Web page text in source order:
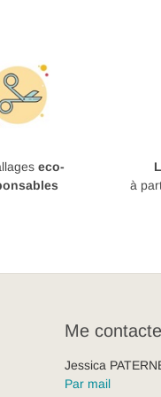
eco-
à
Me
Jessica
Par mail